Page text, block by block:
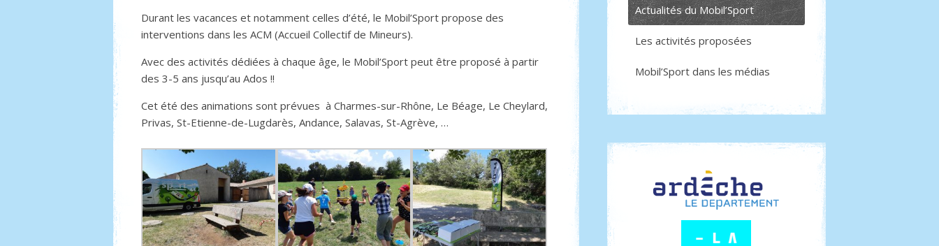
Durant les vacances et notamment celles d’été, le Mobil’Sport propose des
interventions dans les ACM (Accueil Collectif de Mineurs).
Avec des activités dédiées à chaque âge, le Mobil’Sport peut être proposé à partir
des 3-5 ans jusqu’au Ados !!
Cet été des animations sont prévues à Charmes-sur-Rhône, Le Béage, Le Cheylard,
Privas, St-Etienne-de-Lugdarès, Andance, Salavas, St-Agrève, …
Actualités du Mobil’Sport
Les activités proposées
Mobil’Sport dans les médias